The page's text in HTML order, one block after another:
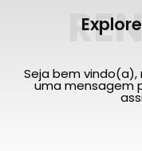
Seja bem
uma mensagem